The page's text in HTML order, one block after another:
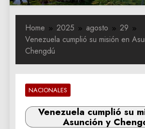
Home 2025 agosto
29
Venezuela cumplió su misión en
Chengdú
NACIONALES
Venezuela cumplió su
Asunción y